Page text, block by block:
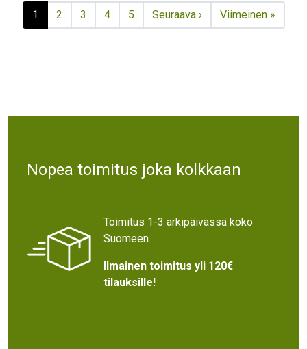
Sivutus
Tämänhetkinen sivu
1 Sivu
2 Sivu
3 Sivu
4 Sivu
5 Seuraava sivu
Seuraava › Viimeinen sivu
Viimeinen »
Nopea toimitus joka kolkkaan
Toimitus 1-3 arkipäivässä koko
Suomeen.
Ilmainen toimitus yli 120€
tilauksille!